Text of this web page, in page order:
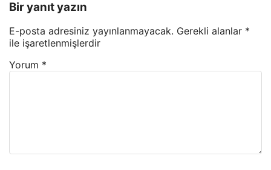
Bir yanıt yazın
E-posta adresiniz yayınlanmayacak. Gerekli alanlar *
ile işaretlenmişlerdir
Yorum *